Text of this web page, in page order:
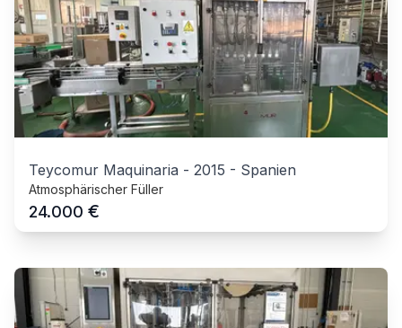
Teycomur Maquinaria - 2015 - Spanien
Atmosphärischer Füller
24.000 €